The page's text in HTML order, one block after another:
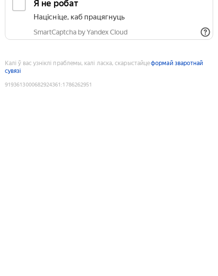
Я не робат
Націсніце, каб працягнуць
SmartCaptcha by Yandex Cloud
Калі ў вас узніклі праблемы, калі ласка, скарыстайцеформай зваротнай
сувязі
9193613000682924361 :1786262951